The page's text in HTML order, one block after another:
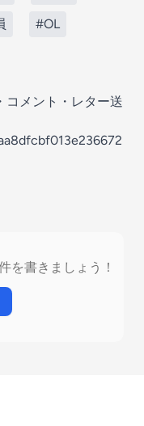
#OL
コメント・レター送
を書きましょう！